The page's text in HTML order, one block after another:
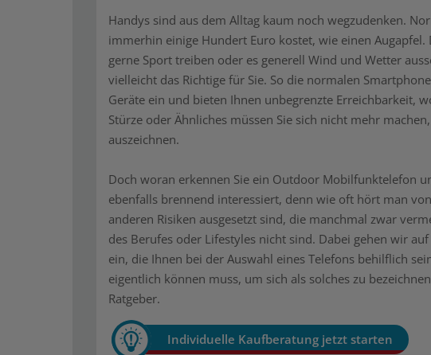
Handys sind aus dem Alltag kaum noch wegzudenken.
immerhin einige Hundert Euro kostet, wie einen
gerne Sport treiben oder es generell Wind und Wetter
vielleicht das Richtige für Sie. So die normalen
Geräte ein und bieten Ihnen unbegrenzte Erreichbarkeit,
Stürze oder Ähnliches müssen Sie sich nicht mehr
auszeichnen.
Doch woran erkennen Sie ein Outdoor Mobilfunktelefon
ebenfalls brennend interessiert, denn wie oft hört man
anderen Risiken ausgesetzt sind, die manchmal zwar
des Berufes oder Lifestyles nicht sind. Dabei gehen wir
ein, die Ihnen bei der Auswahl eines Telefons behilflich
eigentlich können muss, um sich als solches zu
Ratgeber.
Individuelle Kaufberatung jetzt starten